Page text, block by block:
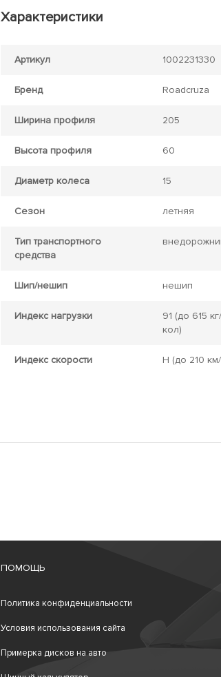
Характеристики
Артикул 1002231330
Бренд Roadcruza
Ширина профиля 205
Высота профиля 60
Диаметр колеса 15
Сезон летняя
Тип транспортного
средства
Шип/нешип нешип
Индекс нагрузки 91 (до 615 кг/
кол)
Индекс скорости H (до 210
ПОМОЩЬ
Политика конфиденциальности
Условия использования сайта
Примерка дисков на авто